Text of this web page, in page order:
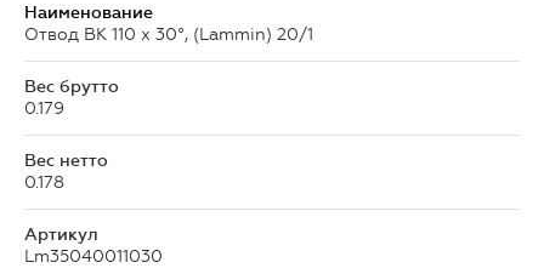
Наименование
Отвод ВК 110 х 30°, (Lammin) 20/1
Вес брутто
0.179
Вес нетто
0.178
Артикул
Lm35040011030